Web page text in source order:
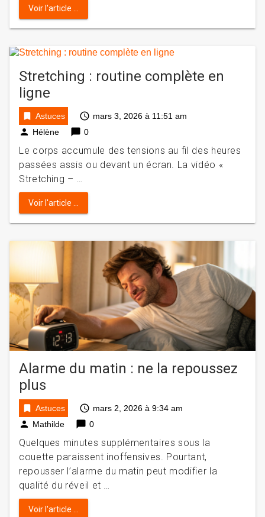
Voir l'article ...
Stretching : routine complète en
ligne
bookmark Astuces access_time mars 3, 2026 à 11:51 am
person Hélène chat_bubble 0
Le corps accumule des tensions au fil des heures
passées assis ou devant un écran. La vidéo «
Stretching – …
Voir l'article ...
Alarme du matin : ne la repoussez
plus
bookmark Astuces access_time mars 2, 2026 à 9:34 am
person Mathilde chat_bubble 0
Quelques minutes supplémentaires sous la
couette paraissent inoffensives. Pourtant,
repousser l’alarme du matin peut modifier la
qualité du réveil et …
Voir l'article ...